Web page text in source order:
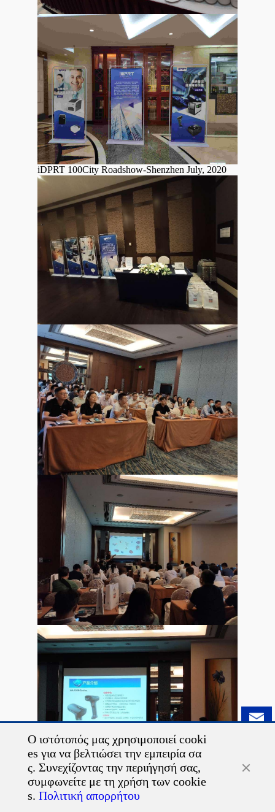
iDPRT 100City Roadshow-Shenzhen July, 2020
iDPRT PRODUCT LAUNCH 2019
Ο ιστότοπός μας χρησιμοποιεί cooki
es για να βελτιώσει την εμπειρία σα
ς. Συνεχίζοντας την περιήγησή σας,
συμφωνείτε με τη χρήση των cookie
s. Πολιτική απορρήτου